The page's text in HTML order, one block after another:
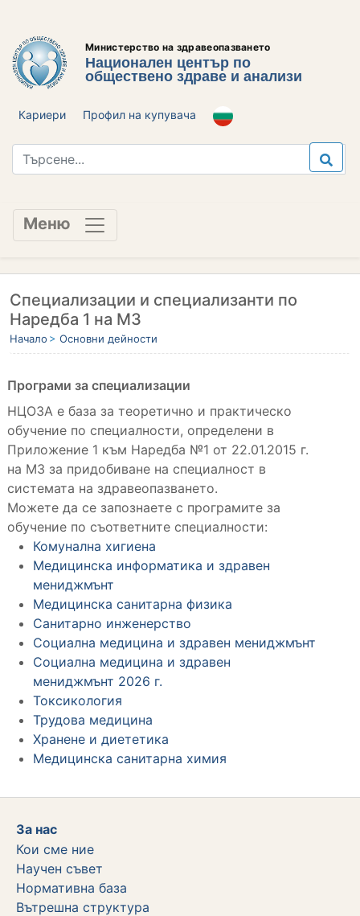
Министерство на здравеопазването
Национален център по
обществено здраве и анализи
Кариери Профил на купувача
Меню
Специализации и специализанти по
Наредба 1 на МЗ
Начало Основни дейности
Програми за специализации
НЦОЗА e база за теоретично и практическо
обучение по специалности, определени в
Приложение 1 към Наредба №1 от 22.01.2015 г.
на МЗ за придобиване на специалност в
системата на здравеопазването.
Можете да се запознаете с програмите за
обучение по съответните специалности:
Комунална хигиена
Медицинска информатика и здравен
мениджмънт
Медицинска санитарна физика
Санитарно инженерство
Социална медицина и здравен мениджмънт
Социална медицина и здравен
мениджмънт 2026 г.
Токсикология
Трудова медицина
Хранене и диететика
Медицинска санитарна химия
За нас
Кои сме ние
Научен съвет
Нормативна база
Вътрешна структура